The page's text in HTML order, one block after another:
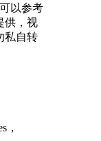
以参考
供，视
私自转
，